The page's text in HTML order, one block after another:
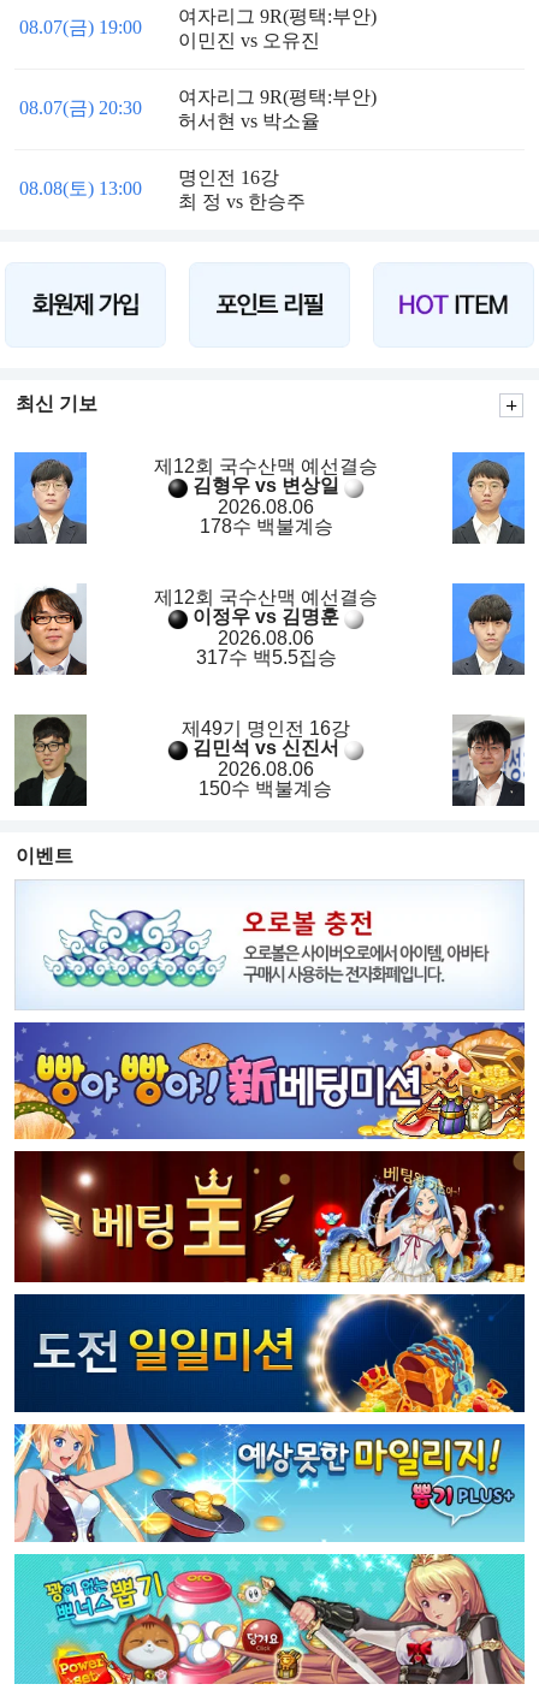
08.07(금) 19:00
여자리그 9R(평택:부안)
이민진 vs 오유진
08.07(금) 20:30
여자리그 9R(평택:부안)
허서현 vs 박소율
08.08(토) 13:00
명인전 16강
최 정 vs 한승주
최신 기보
제12회 국수산맥 예선결승
김형우 vs 변상일
2026.08.06
178수 백불계승
제12회 국수산맥 예선결승
이정우 vs 김명훈
2026.08.06
317수 백5.5집승
제49기 명인전 16강
김민석 vs 신진서
2026.08.06
150수 백불계승
이벤트